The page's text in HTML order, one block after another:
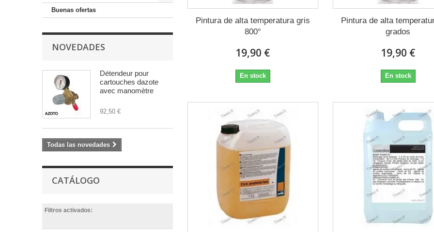
Buenas ofertas
NOVEDADES
Détendeur pour
cartouches dazote
avec manomètre
92,50 €
Todas las novedades
CATÁLOGO
Filtros activados:
Pintura de alta temperatura gris
800°
19,90 €
En stock
Pintura de alta
grados
19,90 €
En stock